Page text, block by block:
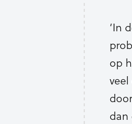
‘In
op
dan